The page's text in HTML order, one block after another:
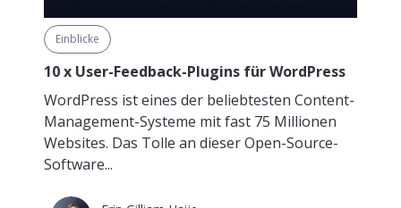
Einblicke
10 x User-Feedback-Plugins für WordPress
WordPress ist eines der beliebtesten Content-
Management-Systeme mit fast 75 Millionen
Websites. Das Tolle an dieser Open-Source-
Software...